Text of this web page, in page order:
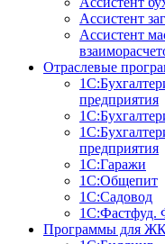
Ассистент
Ассистент
Отраслевые
предприятия
предприятия
1С:Гаражи
1С:Общепит
1С:Садовод
1С:Фастфуд.
Программы для